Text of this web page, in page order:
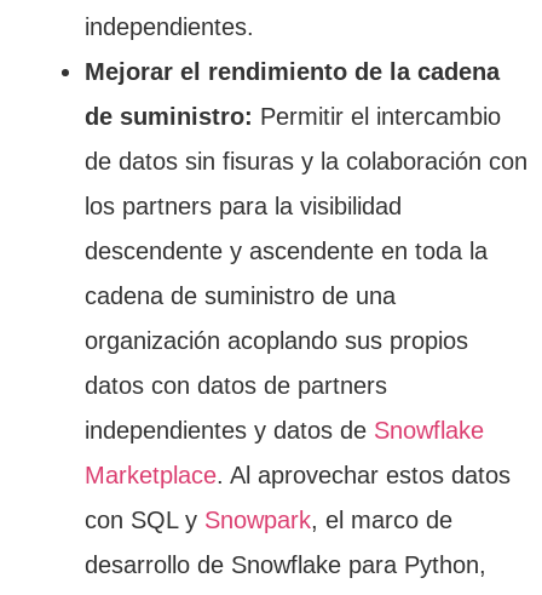
independientes.
Mejorar el rendimiento de la cadena
de suministro: Permitir el intercambio
de datos sin fisuras y la colaboración con
los partners para la visibilidad
descendente y ascendente en toda la
cadena de suministro de una
organización acoplando sus propios
datos con datos de partners
independientes y datos de Snowflake
Marketplace. Al aprovechar estos datos
con SQL y Snowpark, el marco de
desarrollo de Snowflake para Python,